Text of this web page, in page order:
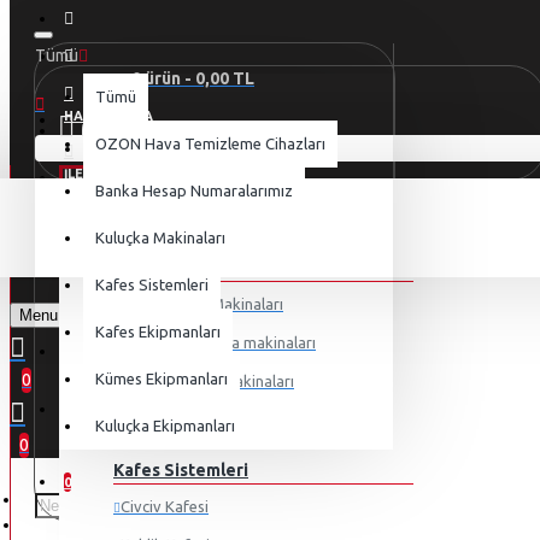
HAKKIMIZDA
İLETIŞIM
ALIŞVERIŞ LISTEM
0
Tümü
Tümü
OZON Hava Temizleme Cihazları
Banka Hesap Numaralarımız
Kuluçka Makinaları
Kafes Sistemleri
Kafes Ekipmanları
Kümes Ekipmanları
Kuluçka Ekipmanları
0 ürün - 0,00 TL
Alışveriş sepetiniz boş!
MENU
KATEGORILER YENI
Mini Kuluçka Makinaları
Orta boy kuluçka makinaları
Ticari Kuluçka Makinaları
Deve Kuşu Serileri
Kafes Sistemleri
Civciv Kafesi
Menu
0
0